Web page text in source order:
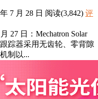
7 月 28 日 阅读(3,842) 评
27 日：Mechatron Solar
踪器采用无齿轮、零背隙
制以...